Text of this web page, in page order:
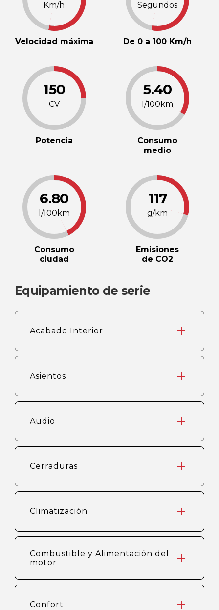
Km/h
Velocidad máxima
Segundos
De 0 a 100 Km/h
150
CV
Potencia
5.40
l/100km
Consumo
medio
6.80
l/100km
Consumo
ciudad
117
g/km
Emisiones
de CO2
Equipamiento de serie
Acabado Interior
Asientos
Audio
Cerraduras
Climatización
Combustible y Alimentación del
motor
Confort